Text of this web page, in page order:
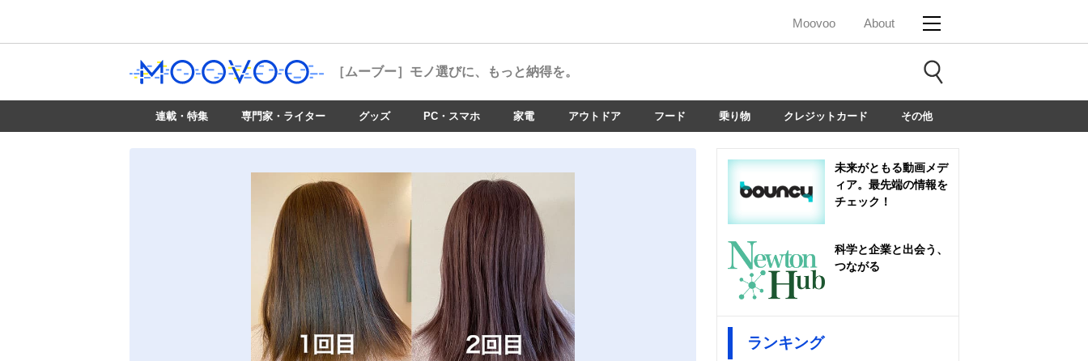
Moovoo About
［ムーブー］ モノ選びに、もっと納得を。
連載・特集 専門家・ライター グッズ PC・スマホ 家電 アウトドア フード 乗り物 クレジットカード その他
未来がともる動画メデ
ィア。最先端の情報を
チェック！
科学と企業と出会う、
つながる
ランキング